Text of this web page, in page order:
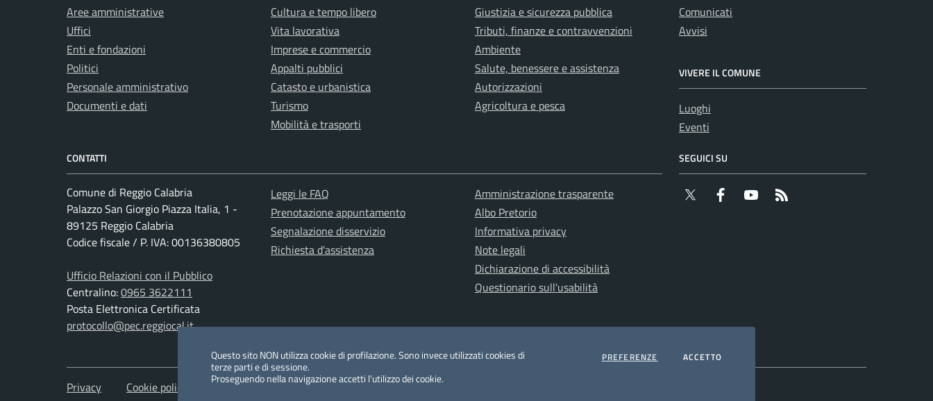
Aree amministrative
Uffici
Enti e fondazioni
Politici
Personale amministrativo
Documenti e dati
Cultura e tempo libero
Vita lavorativa
Imprese e commercio
Appalti pubblici
Catasto e urbanistica
Turismo
Mobilità e trasporti
Giustizia e sicurezza pubblica
Tributi, finanze e contravvenzioni
Ambiente
Salute, benessere e assistenza
Autorizzazioni
Agricoltura e pesca
Comunicati
Avvisi
VIVERE IL COMUNE
Luoghi
Eventi
CONTATTI
Comune di Reggio Calabria
Palazzo San Giorgio Piazza Italia, 1 -
89125 Reggio Calabria
Codice fiscale / P. IVA: 00136380805
Ufficio Relazioni con il Pubblico
Centralino:0965 3622111
Posta Elettronica Certificata
protocollo@pec.reggiocal.it
Leggi le FAQ
Prenotazione appuntamento
Segnalazione disservizio
Richiesta d'assistenza
Amministrazione trasparente
Albo Pretorio
Informativa privacy
Note legali
Dichiarazione di accessibilità
Questionario sull'usabilità
SEGUICI SU
Twitter Facebook YouTube
Privacy Cookie policy Redazione Credits Mappa del sito
Questo sito NON utilizza cookie di profilazione. Sono invece utilizzati cookies di
terze parti e di sessione.
Proseguendo nella navigazione accetti l’utilizzo dei cookie.
PREFERENZE COOKIESACCETTOI COOKIES